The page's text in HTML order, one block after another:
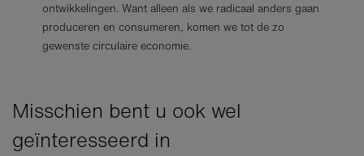
ontwikkelingen. Want alleen als we radicaal anders gaan
produceren en consumeren, komen we tot de zo
gewenste circulaire economie.
Misschien bent u ook wel
geïnteresseerd in